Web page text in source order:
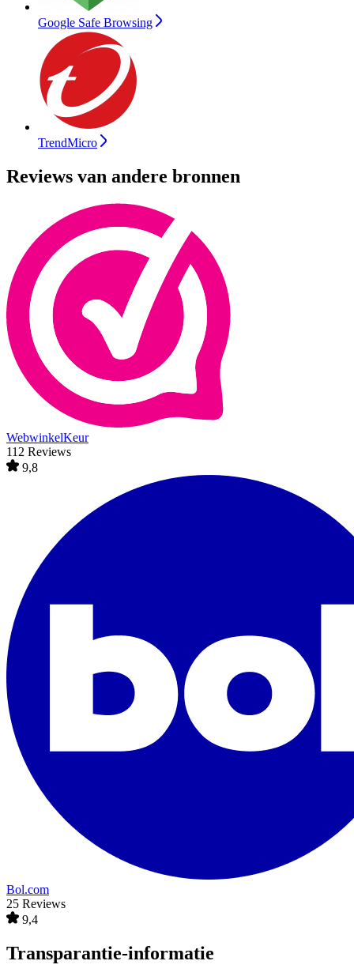
Google Safe Browsing
TrendMicro
Reviews van andere bronnen
WebwinkelKeur
112 Reviews
9,8
Bol.com
25 Reviews
9,4
Transparantie-informatie